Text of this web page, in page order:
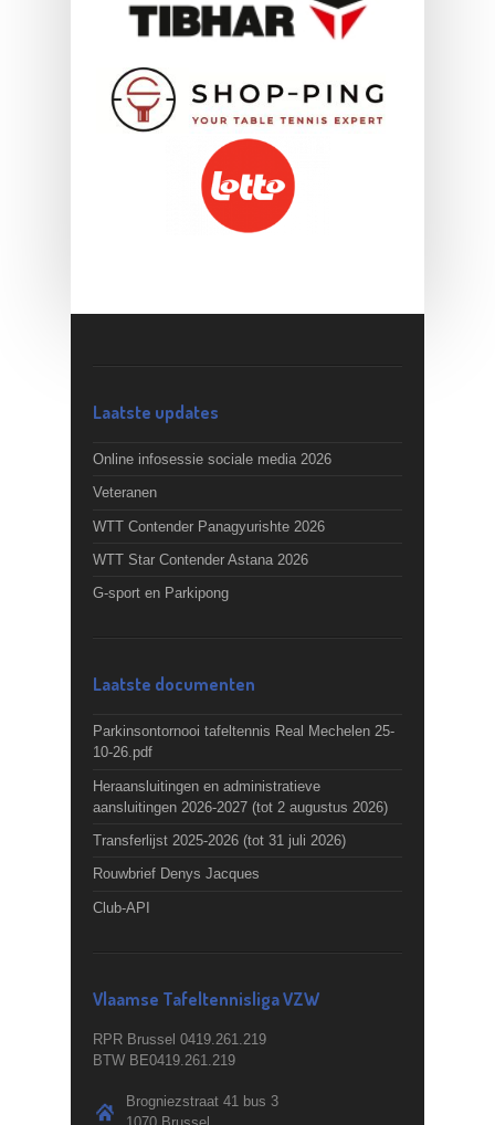
Laatste updates
Online infosessie sociale media 2026
Veteranen
WTT Contender Panagyurishte 2026
WTT Star Contender Astana 2026
G-sport en Parkipong
Laatste documenten
Parkinsontornooi tafeltennis Real Mechelen 25-
10-26.pdf
Heraansluitingen en administratieve
aansluitingen 2026-2027 (tot 2 augustus 2026)
Transferlijst 2025-2026 (tot 31 juli 2026)
Rouwbrief Denys Jacques
Club-API
Vlaamse Tafeltennisliga VZW
RPR Brussel 0419.261.219
BTW BE0419.261.219
Brogniezstraat 41 bus 3